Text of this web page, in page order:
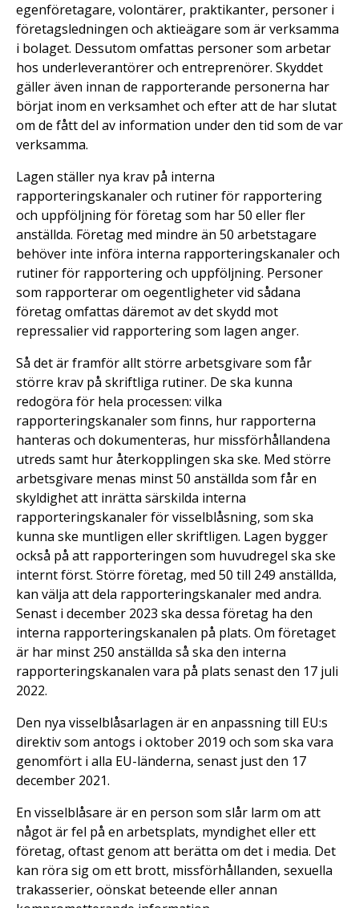
egenföretagare, volontärer, praktikanter, personer i
företagsledningen och aktieägare som är verksamma
i bolaget. Dessutom omfattas personer som arbetar
hos underleverantörer och entreprenörer. Skyddet
gäller även innan de rapporterande personerna har
börjat inom en verksamhet och efter att de har slutat
om de fått del av information under den tid som de var
verksamma.
Lagen ställer nya krav på interna
rapporteringskanaler och rutiner för rapportering
och uppföljning för företag som har 50 eller fler
anställda. Företag med mindre än 50 arbetstagare
behöver inte införa interna rapporteringskanaler och
rutiner för rapportering och uppföljning. Personer
som rapporterar om oegentligheter vid sådana
företag omfattas däremot av det skydd mot
repressalier vid rapportering som lagen anger.
Så det är framför allt större arbetsgivare som får
större krav på skriftliga rutiner. De ska kunna
redogöra för hela processen: vilka
rapporteringskanaler som finns, hur rapporterna
hanteras och dokumenteras, hur missförhållandena
utreds samt hur återkopplingen ska ske. Med större
arbetsgivare menas minst 50 anställda som får en
skyldighet att inrätta särskilda interna
rapporteringskanaler för visselblåsning, som ska
kunna ske muntligen eller skriftligen. Lagen bygger
också på att rapporteringen som huvudregel ska ske
internt först. Större företag, med 50 till 249 anställda,
kan välja att dela rapporteringskanaler med andra.
Senast i december 2023 ska dessa företag ha den
interna rapporteringskanalen på plats. Om företaget
är har minst 250 anställda så ska den interna
rapporteringskanalen vara på plats senast den 17 juli
2022.
Den nya visselblåsarlagen är en anpassning till EU:s
direktiv som antogs i oktober 2019 och som ska vara
genomfört i alla EU-länderna, senast just den 17
december 2021.
En visselblåsare är en person som slår larm om att
något är fel på en arbetsplats, myndighet eller ett
företag, oftast genom att berätta om det i media. Det
kan röra sig om ett brott, missförhållanden, sexuella
trakasserier, oönskat beteende eller annan